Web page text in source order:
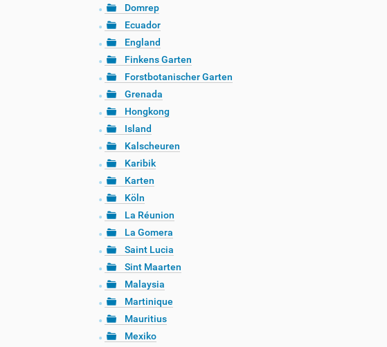
Domrep
Ecuador
England
Finkens Garten
Forstbotanischer Garten
Grenada
Hongkong
Island
Kalscheuren
Karibik
Karten
Köln
La Réunion
La Gomera
Saint Lucia
Sint Maarten
Malaysia
Martinique
Mauritius
Mexiko